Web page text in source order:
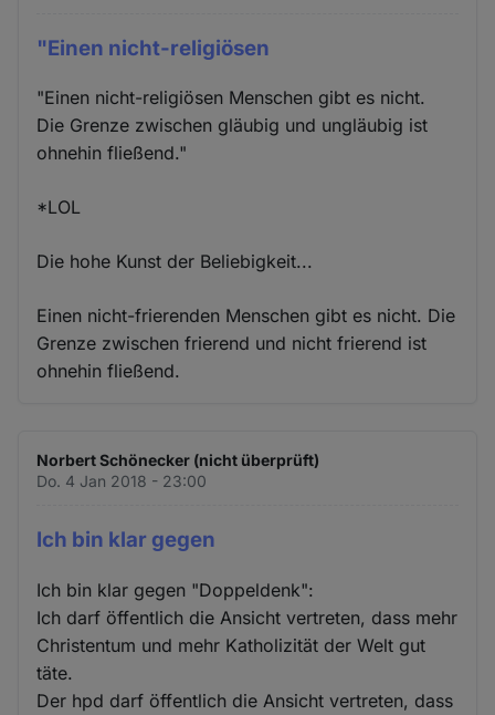
"Einen nicht-religiösen
"Einen nicht-religiösen Menschen gibt es nicht.
Die Grenze zwischen gläubig und ungläubig ist
ohnehin fließend."
*LOL
Die hohe Kunst der Beliebigkeit...
Einen nicht-frierenden Menschen gibt es nicht. Die
Grenze zwischen frierend und nicht frierend ist
ohnehin fließend.
Norbert Schönecker (nicht überprüft)
Do. 4 Jan 2018 - 23:00
Ich bin klar gegen
Ich bin klar gegen "Doppeldenk":
Ich darf öffentlich die Ansicht vertreten, dass mehr
Christentum und mehr Katholizität der Welt gut
täte.
Der hpd darf öffentlich die Ansicht vertreten, dass